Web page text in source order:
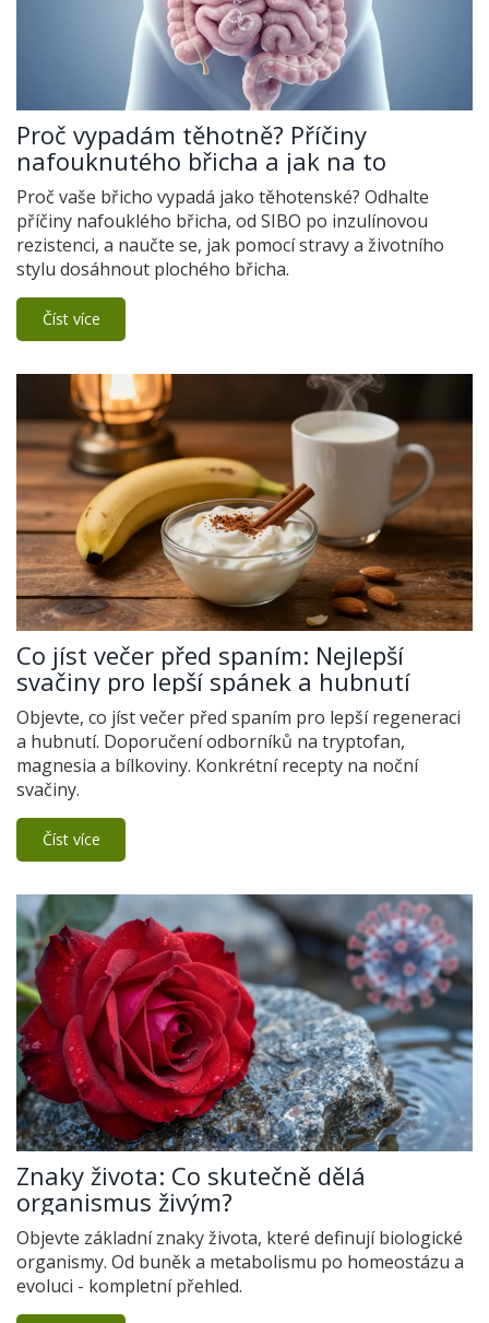
Proč vypadám těhotně? Příčiny
nafouknutého břicha a jak na to
Proč vaše břicho vypadá jako těhotenské? Odhalte
příčiny nafouklého břicha, od SIBO po inzulínovou
rezistenci, a naučte se, jak pomocí stravy a životního
stylu dosáhnout plochého břicha.
Číst více
Co jíst večer před spaním: Nejlepší
svačiny pro lepší spánek a hubnutí
Objevte, co jíst večer před spaním pro lepší regeneraci
a hubnutí. Doporučení odborníků na tryptofan,
magnesia a bílkoviny. Konkrétní recepty na noční
svačiny.
Číst více
Znaky života: Co skutečně dělá
organismus živým?
Objevte základní znaky života, které definují biologické
organismy. Od buněk a metabolismu po homeostázu a
evoluci - kompletní přehled.